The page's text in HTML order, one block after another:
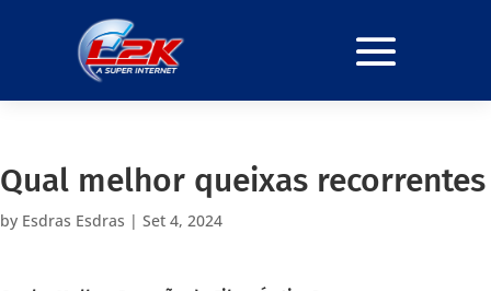
Qual melhor queixas recorrentes
by Esdras Esdras | Set 4, 2024